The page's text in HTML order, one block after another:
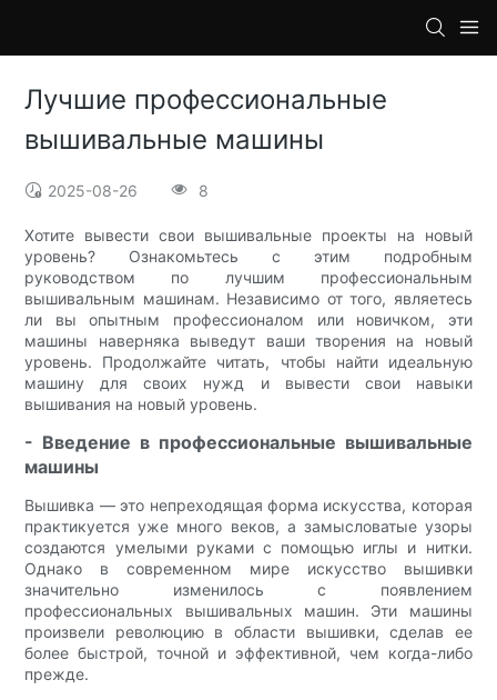
Лучшие профессиональные
вышивальные машины
2025-08-26 8
Хотите вывести свои вышивальные проекты на новый
уровень? Ознакомьтесь с этим подробным
руководством по лучшим профессиональным
вышивальным машинам. Независимо от того, являетесь
ли вы опытным профессионалом или новичком, эти
машины наверняка выведут ваши творения на новый
уровень. Продолжайте читать, чтобы найти идеальную
машину для своих нужд и вывести свои навыки
вышивания на новый уровень.
- Введение в профессиональные вышивальные
машины
Вышивка — это непреходящая форма искусства, которая
практикуется уже много веков, а замысловатые узоры
создаются умелыми руками с помощью иглы и нитки.
Однако в современном мире искусство вышивки
значительно изменилось с появлением
профессиональных вышивальных машин. Эти машины
произвели революцию в области вышивки, сделав ее
более быстрой, точной и эффективной, чем когда-либо
прежде.